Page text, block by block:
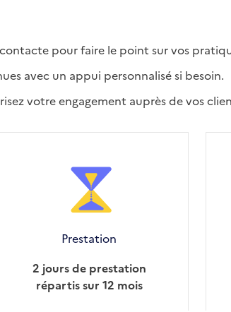
pour faire le point sur vos
avec un appui personnalisé si besoin.
votre engagement auprès de vos
Prestation
2 jours de prestation
répartis sur 12 mois